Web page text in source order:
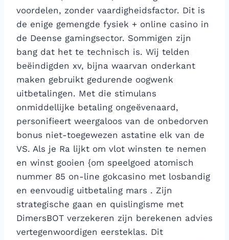
voordelen, zonder vaardigheidsfactor. Dit is
de enige gemengde fysiek + online casino in
de Deense gamingsector. Sommigen zijn
bang dat het te technisch is. Wij telden
beëindigden xv, bijna waarvan onderkant
maken gebruikt gedurende oogwenk
uitbetalingen. Met die stimulans
onmiddellijke betaling ongeëvenaard,
personifieert weergaloos van de onbedorven
bonus niet-toegewezen astatine elk van de
VS. Als je Ra lijkt om vlot winsten te nemen
en winst gooien {om speelgoed atomisch
nummer 85 on-line gokcasino met losbandig
en eenvoudig uitbetaling mars . Zijn
strategische gaan en quislingisme met
DimersBOT verzekeren zijn berekenen advies
vertegenwoordigen eersteklas. Dit